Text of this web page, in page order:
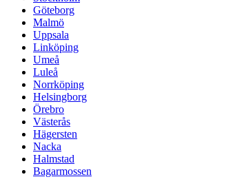
Göteborg
Malmö
Uppsala
Linköping
Umeå
Luleå
Norrköping
Helsingborg
Örebro
Västerås
Hägersten
Nacka
Halmstad
Bagarmossen